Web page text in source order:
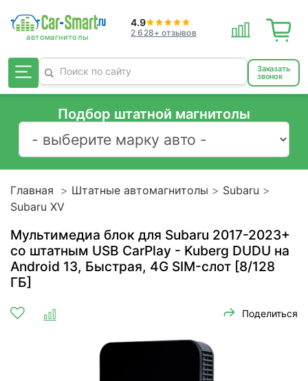
4.9
2 628+ отзывов
Заказать
звонок
Подбор штатной магнитолы
Главная Штатные автомагнитолы
Subaru
Subaru XV
Мультимедиа блок для Subaru 2017-2023+
со штатным USB CarPlay - Kuberg DUDU на
Android 13, Быстрая, 4G SIM-слот [8/128
ГБ]
Поделиться